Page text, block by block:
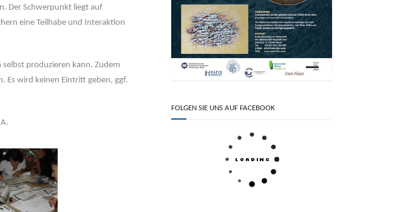
Der Schwerpunkt liegt auf
eine Teilhabe und Interaktion
produzieren kann. Zudem
Es wird keinen Eintritt geben, ggf.
FOLGEN SIE UNS AUF FACEBOOK